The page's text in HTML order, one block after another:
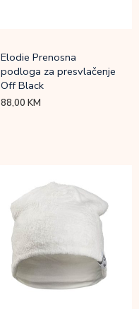
Elodie Prenosna
podloga za presvlačenje
Off Black
88,00KM